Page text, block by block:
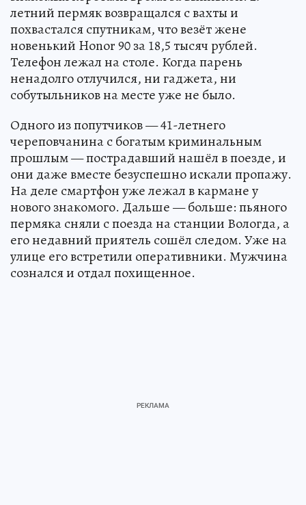
летний пермяк возвращался с вахты и
похвастался спутникам, что везёт жене
новенький Honor 90 за 18,5 тысяч рублей.
Телефон лежал на столе. Когда парень
ненадолго отлучился, ни гаджета, ни
собутыльников на месте уже не было.
Одного из попутчиков — 41-летнего
череповчанина с богатым криминальным
прошлым — пострадавший нашёл в поезде, и
они даже вместе безуспешно искали пропажу.
На деле смартфон уже лежал в кармане у
нового знакомого. Дальше — больше: пьяного
пермяка сняли с поезда на станции Вологда, а
его недавний приятель сошёл следом. Уже на
улице его встретили оперативники. Мужчина
сознался и отдал похищенное.